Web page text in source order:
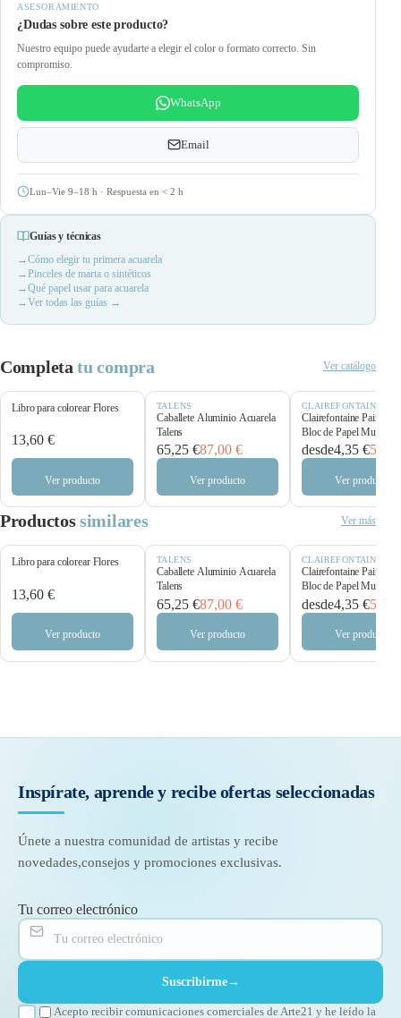
ASESORAMIENTO
¿Dudas sobre este producto?
Nuestro equipo puede ayudarte a elegir el color o formato correcto. Sin
compromiso.
WhatsApp
Email
Lun–Vie 9–18 h · Respuesta en < 2 h
Guías y técnicas
Cómo elegir tu primera acuarela
Pinceles de marta o sintéticos
Qué papel usar para acuarela
Ver todas las guías →
Completa tu compra Ver catálogo
Libro para colorear Flores
13,60 €
Ver producto
TALENS
Caballete Aluminio Acuarela
Talens
65,25 €87,00 €
Ver producto
CLAIREFONTAINE
Clairefontaine
Bloc de Papel
250 g/m²
desde4,35 €5,80
Ver producto
Productos similares Ver más
Libro para colorear Flores
13,60 €
Ver producto
TALENS
Caballete Aluminio Acuarela
Talens
65,25 €87,00 €
Ver producto
CLAIREFONTAINE
Clairefontaine
Bloc de Papel
250 g/m²
desde4,35 €5,80
Ver producto
Inspírate, aprende y recibeofertas seleccionadas
Únete a nuestra comunidad de artistas y recibe
novedades,consejos y promociones exclusivas.
Tu correo electrónico
Suscribirme→
Acepto recibir comunicaciones comerciales de Arte21 y he leído la